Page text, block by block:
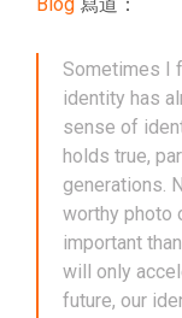
Sometimes I
identity has
sense of
holds true,
generations.
worthy photo
important
will only
future, our